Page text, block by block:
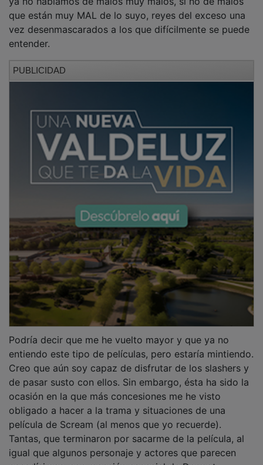
que están muy MAL de lo suyo, reyes del exceso una
vez desenmascarados a los que difícilmente se puede
entender.
entiendo este tipo de películas, pero estaría mintiendo.
Creo que aún soy capaz de disfrutar de los slashers y
de pasar susto con ellos. Sin embargo, ésta ha sido la
ocasión en la que más concesiones me he visto
obligado a hacer a la trama y situaciones de una
película de Scream (al menos que yo recuerde).
Tantas, que terminaron por sacarme de la película, al
igual que algunos personaje y actores que parecen
pasadísimos, con mención especial de Dermot